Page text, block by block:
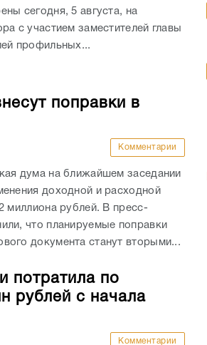
сегодня, 5 августа, на
с участием заместителей главы
профильных...
поправки в
Комментарии
дума на ближайшем заседании
доходной и расходной
миллиона рублей. В пресс-
что планируемые поправки
документа станут вторыми...
потратила по
рублей с начала
Комментарии